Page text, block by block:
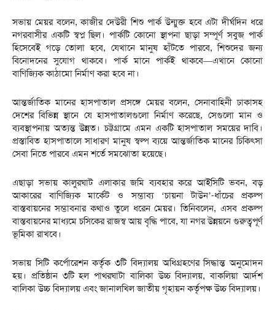
সভায় মেয়র বলেন, কাজীর দেউরী শিশু পার্ক উন্মুক্ত হবে এটা দীর্ঘদিন ধরে
নগরবাসীর একটি স্বপ্ন ছিল। পার্কটি কোনো স্থাপনা ছাড়া সম্পূর্ণ সবুজ পার্ক
হিসেবেই গড়ে তোলা হবে, যেখানে মানুষ হাঁটতে পারবে, শিশুদের জন্য
বিনোদনের সুযোগ থাকবে। পার্ক মানে পার্কই থাকবে—এখানে কোনো
বাণিজ্যিক কাঠামো নির্মাণ করা হবে না।
আন্তর্জাতিক মানের হাসপাতাল প্রসঙ্গে মেয়র বলেন, সেনাবাহিনী ঢাকাসহ
দেশের বিভিন্ন স্থানে যে হাসপাতালগুলো নির্মাণ করেছে, সেগুলো মান ও
ব্যবস্থাপনায় অত্যন্ত উন্নত। চট্টগ্রামে এমন একটি হাসপাতাল সময়ের দাবি।
প্রস্তাবিত হাসপাতালে সাধারণ মানুষ স্বল্প ব্যয়ে আন্তর্জাতিক মানের চিকিৎসা
সেবা নিতে পারবে এমন শর্তে সমঝোতা হয়েছে।
এছাড়া সভায় কালুরঘাট এলাকার জমি ব্যবহার করে আইসিটি ভবন, বড়
আকারের বাণিজ্যিক মার্কেট ও সম্ভাব্য ‘চায়না টাউন’-ধাঁচের প্রকল্প
বাস্তবায়নের সম্ভাবনার কথাও তুলে ধরেন মেয়র। তিনিবলেন, এসব প্রকল্প
বাস্তবায়নের মাধ্যমে চসিকের রাজস্ব আয় বৃদ্ধি পাবে, যা নগর উন্নয়নে গুরুত্বপূর্ণ
ভূমিকা রাখবে।
সভায় সিটি কর্পোরেশন কর্তৃক ৩টি বিদ্যালয় অধিগ্রহণের সিদ্ধান্ত অনুমোদন
হয়। প্রতিষ্ঠান ৩টি হল পাথরঘাটা বালিকা উচ্চ বিদ্যালয়, বাকলিয়া আর্দশ
বালিকা উচ্চ বিদ্যালয় এবং জানালখিল জাতীয় গৃহায়ন কর্তৃপক্ষ উচ্চ বিদ্যালয়।